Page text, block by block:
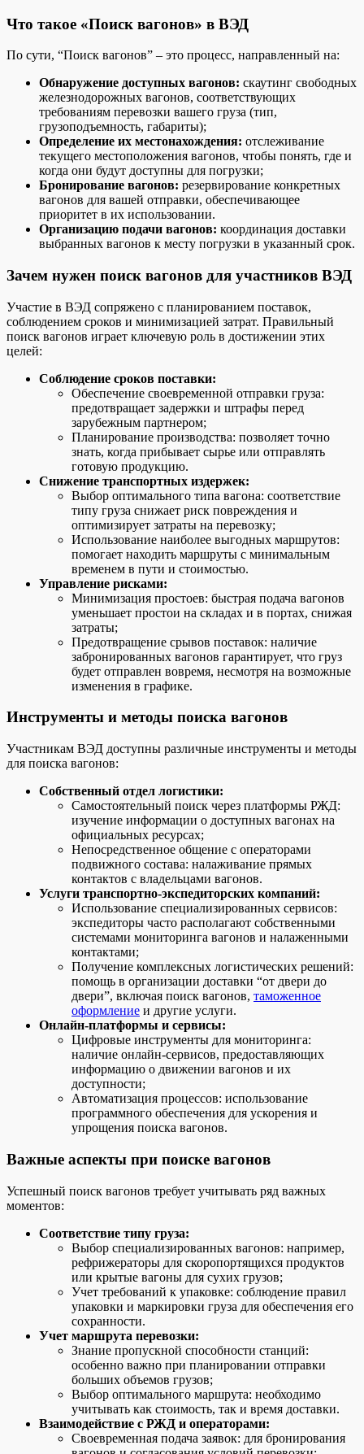
Что такое «Поиск вагонов» в ВЭД
По сути, “Поиск вагонов” – это процесс, направленный на:
Обнаружение доступных вагонов: скаутинг свободных
железнодорожных вагонов, соответствующих
требованиям перевозки вашего груза (тип,
грузоподъемность, габариты);
Определение их местонахождения: отслеживание
текущего местоположения вагонов, чтобы понять, где и
когда они будут доступны для погрузки;
Бронирование вагонов: резервирование конкретных
вагонов для вашей отправки, обеспечивающее
приоритет в их использовании.
Организацию подачи вагонов: координация доставки
выбранных вагонов к месту погрузки в указанный срок.
Зачем нужен поиск вагонов для участников ВЭД
Участие в ВЭД сопряжено с планированием поставок,
соблюдением сроков и минимизацией затрат. Правильный
поиск вагонов играет ключевую роль в достижении этих
целей:
Соблюдение сроков поставки:
Обеспечение своевременной отправки груза:
предотвращает задержки и штрафы перед
зарубежным партнером;
Планирование производства: позволяет точно
знать, когда прибывает сырье или отправлять
готовую продукцию.
Снижение транспортных издержек:
Выбор оптимального типа вагона: соответствие
типу груза снижает риск повреждения и
оптимизирует затраты на перевозку;
Использование наиболее выгодных маршрутов:
помогает находить маршруты с минимальным
временем в пути и стоимостью.
Управление рисками:
Минимизация простоев: быстрая подача вагонов
уменьшает простои на складах и в портах, снижая
затраты;
Предотвращение срывов поставок: наличие
забронированных вагонов гарантирует, что груз
будет отправлен вовремя, несмотря на возможные
изменения в графике.
Инструменты и методы поиска вагонов
Участникам ВЭД доступны различные инструменты и методы
для поиска вагонов:
Собственный отдел логистики:
Самостоятельный поиск через платформы РЖД:
изучение информации о доступных вагонах на
официальных ресурсах;
Непосредственное общение с операторами
подвижного состава: налаживание прямых
контактов с владельцами вагонов.
Услуги транспортно-экспедиторских компаний:
Использование специализированных сервисов:
экспедиторы часто располагают собственными
системами мониторинга вагонов и налаженными
контактами;
Получение комплексных логистических решений:
помощь в организации доставки “от двери до
двери”, включая поиск вагонов, таможенное
оформление и другие услуги.
Онлайн-платформы и сервисы:
Цифровые инструменты для мониторинга:
наличие онлайн-сервисов, предоставляющих
информацию о движении вагонов и их
доступности;
Автоматизация процессов: использование
программного обеспечения для ускорения и
упрощения поиска вагонов.
Важные аспекты при поиске вагонов
Успешный поиск вагонов требует учитывать ряд важных
моментов:
Соответствие типу груза:
Выбор специализированных вагонов: например,
рефрижераторы для скоропортящихся продуктов
или крытые вагоны для сухих грузов;
Учет требований к упаковке: соблюдение правил
упаковки и маркировки груза для обеспечения его
сохранности.
Учет маршрута перевозки:
Знание пропускной способности станций:
особенно важно при планировании отправки
больших объемов грузов;
Выбор оптимального маршрута: необходимо
учитывать как стоимость, так и время доставки.
Взаимодействие с РЖД и операторами:
Своевременная подача заявок: для бронирования